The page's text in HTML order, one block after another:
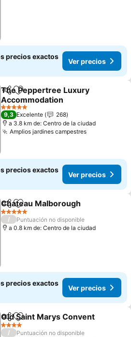
precios exactos
Ver precios
Compartir
Agregar a favoritos
The Peppertree Luxury
Accommodation
Ver precios
5 Estrellas
9,3 Excelente
268
a 3.8 km de: Centro de la ciudad
Amplios jardines campestresVer precios
precios exactos
Ver precios
CompartirAgregar a favoritos
Chateau Malborough
5 Estrellas
/
Puntuación no disponible
a 0.8 km de: Centro de la ciudad
precios exactos
Ver precios
CompartirAgregar a favoritos
Old Saint Marys Convent
4 Estrellas
/
Puntuación no disponible